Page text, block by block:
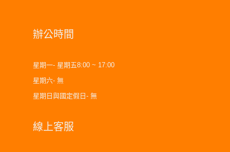
辦公時間
星期一- 星期五8:00 ~ 17:00
星期六- 無
星期日與國定假日- 無
線上客服